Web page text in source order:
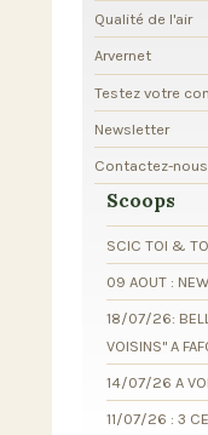
Qualité de l'air
Arvernet
Testez votre
Newsletter
Contactez-nous
Scoops
SCIC TOI &
09 AOUT :
18/07/26:
VOISINS" A
14/07/26 A
11/07/26 : 3